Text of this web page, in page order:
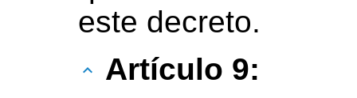
este decreto.
Artículo 9: